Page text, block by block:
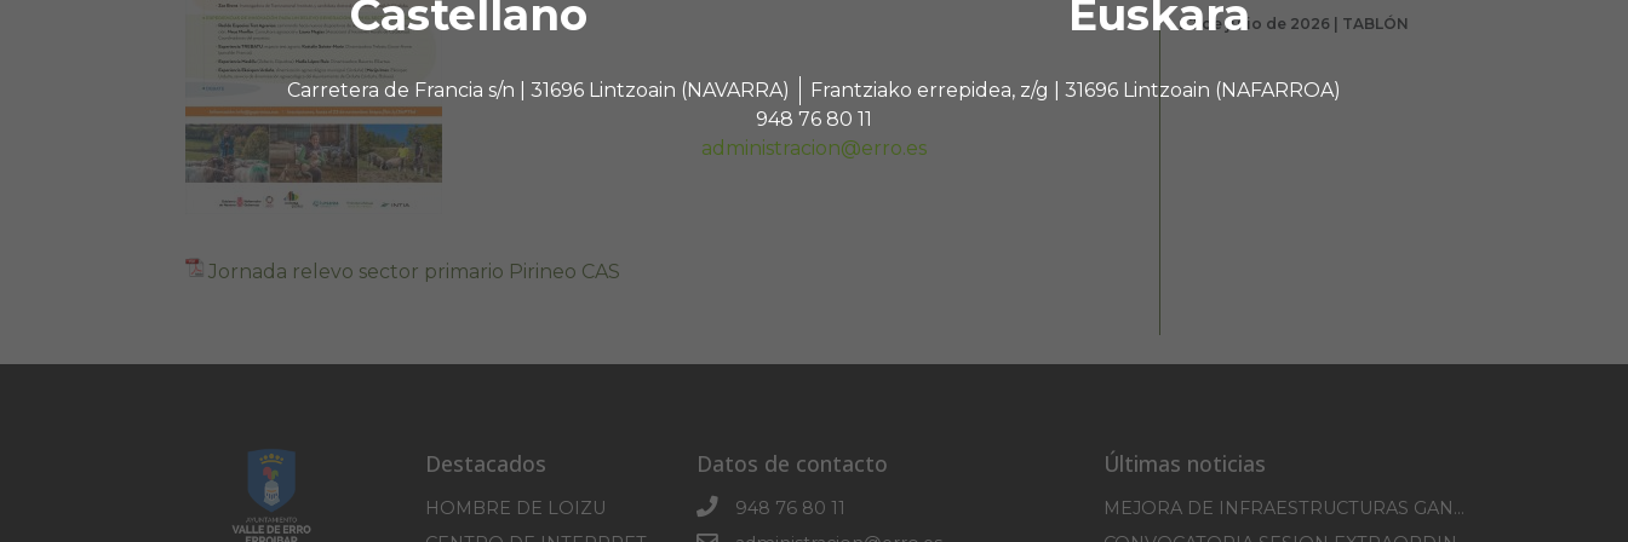
Castellano Euskara
Carretera de Francia s/n | 31696 Lintzoain (NAVARRA)
Frantziako errepidea, z/g | 31696 Lintzoain (NAFARROA)
948 76 80 11
administracion@erro.es
Jornada relevo sector primario Pirineo CAS
22 de julio de 2026 | TABLÓN
Destacados
HOMBRE DE LOIZU
Datos de contacto
948 76 80 11
Últimas noticias
MEJORA DE INFRAESTRUCTURAS GANADERAS EN EL TM DE ERRO CAMPAÑA 2025-2026